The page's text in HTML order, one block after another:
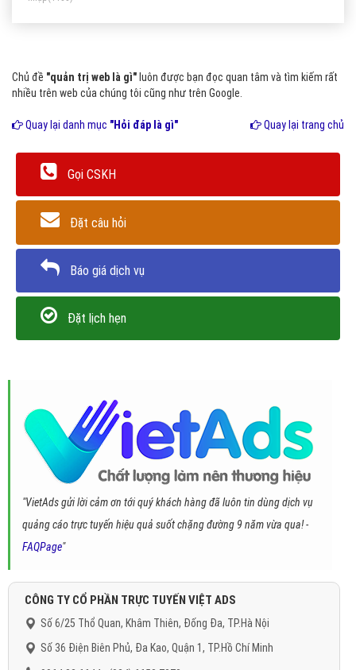
Chủ đề "quản trị web là gì" luôn được bạn đọc quan tâm và tìm kiếm rất
nhiều trên web của chúng tôi cũng như trên Google.
Quay lại danh mục "Hỏi đáp là gì" Quay lại trang chủ
Gọi CSKH
Đặt câu hỏi
Báo giá dịch vụ
Đặt lịch hẹn
"VietAds gửi lời cảm ơn tới quý khách hàng đã luôn tin dùng dịch vụ
quảng cáo trực tuyến hiệu quả suốt chặng đường 9 năm vừa qua! -
FAQPage"
CÔNG TY CỔ PHẦN TRỰC TUYẾN VIỆT ADS
Số 6/25 Thổ Quan, Khâm Thiên, Đống Đa, TP.Hà Nội
Số 36 Điện Biên Phủ, Đa Kao, Quận 1, TP.Hồ Chí Minh